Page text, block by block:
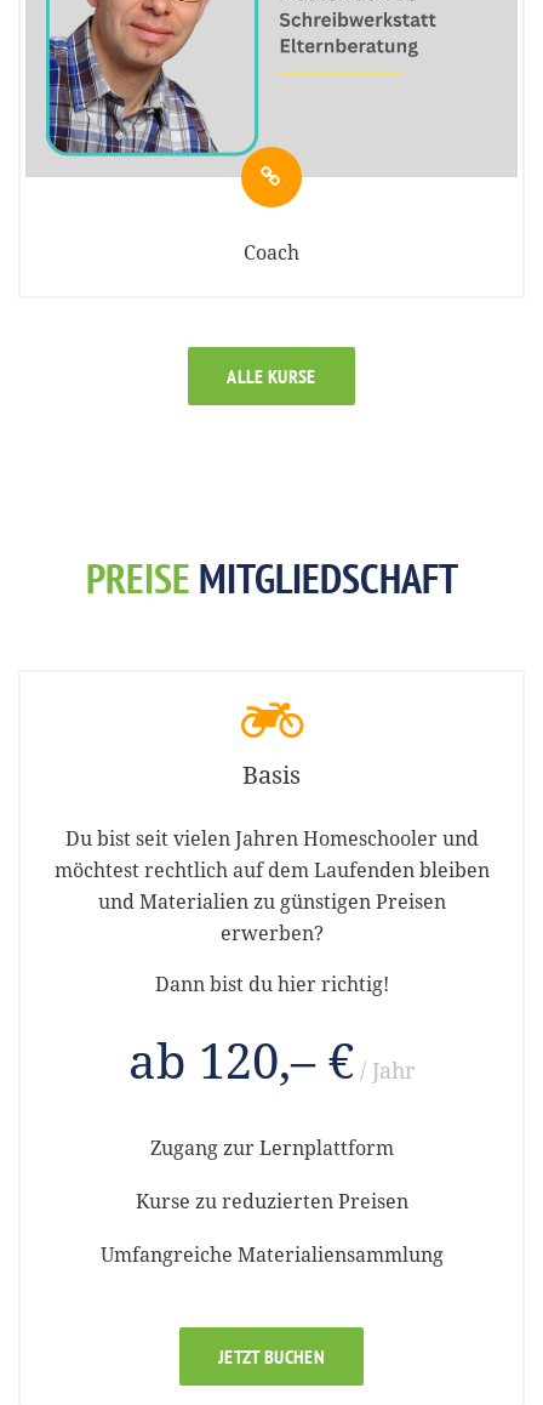
Coach
ALLE KURSE
PREISE MITGLIEDSCHAFT
Basis
Du bist seit vielen Jahren Homeschooler und
möchtest rechtlich auf dem Laufenden bleiben
und Materialien zu günstigen Preisen
erwerben?
Dann bist du hier richtig!
ab 120,– € / Jahr
Zugang zur Lernplattform
Kurse zu reduzierten Preisen
Umfangreiche Materialiensammlung
JETZT BUCHEN